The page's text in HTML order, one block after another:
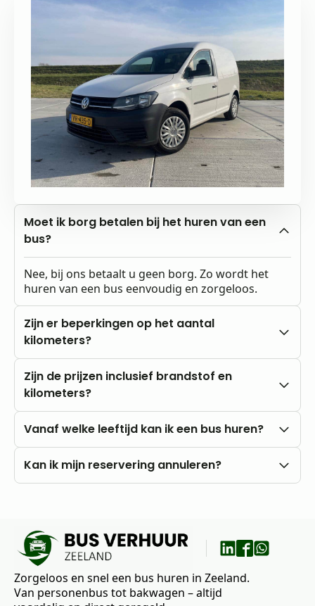
Moet ik borg betalen bij het huren van een
bus?
Nee, bij ons betaalt u geen borg. Zo wordt het
huren van een bus eenvoudig en zorgeloos.
Zijn er beperkingen op het aantal
kilometers?
Nee, u rijdt altijd met onbeperkte kilometers.
Zijn de prijzen inclusief brandstof en
kilometers?
Onze prijzen zijn altijd inclusief btw en
eigen rekening.
Vanaf welke leeftijd kan ik een bus huren?
U kunt al vanaf 18 jaar bij ons huren, mits u in het
Kan ik mijn reservering annuleren?
ons te bespreken.
Zorgeloos en snel een bus huren in Zeeland.
Van personenbus tot bakwagen – altijd